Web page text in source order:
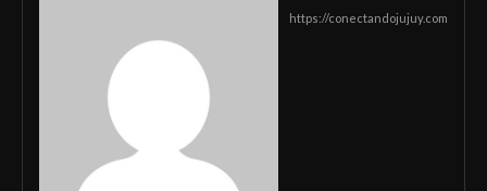
https://conectandojujuy.com